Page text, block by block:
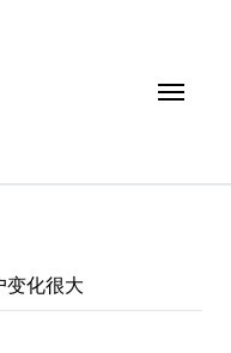
变化很大